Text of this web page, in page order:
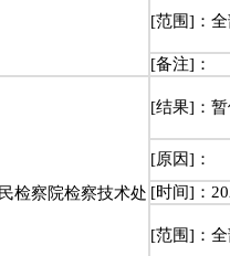
[范围]：
[备注]：
检察院检察技术处
[结果]：
[原因]：
[时间]：
[范围]：